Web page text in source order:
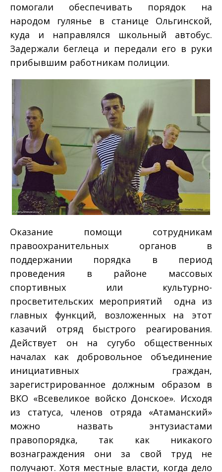
помогали обеспечивать порядок на
народом гулянье в станице Ольгинской,
куда и направлялся школьный автобус.
Задержали беглеца и передали его в руки
прибывшим работникам полиции.
Оказание помощи сотрудникам
правоохранительных органов в
поддержании порядка в период
проведения в районе массовых
спортивных или культурно­
просветительских мероприятий ­ одна из
главных функций, возложенных на этот
казачий отряд быстрого реагирования.
Действует он на сугубо общественных
началах как добровольное объединение
инициативных граждан,
зарегистрированное должным образом в
ВКО «Всевеликое войско Донское». Исходя
из статуса, членов отряда «Атаманский»
можно назвать энтузиастами
правопорядка, так как никакого
вознаграждения они за свой труд не
получают. Хотя местные власти, когда дело